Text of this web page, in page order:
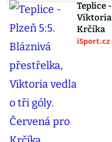
Teplice
Viktoria
Krčíka
iSport.cz